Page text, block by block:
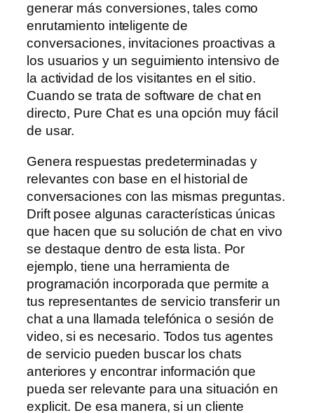
generar más conversiones, tales como
enrutamiento inteligente de
conversaciones, invitaciones proactivas a
los usuarios y un seguimiento intensivo de
la actividad de los visitantes en el sitio.
Cuando se trata de software de chat en
directo, Pure Chat es una opción muy fácil
de usar.
Genera respuestas predeterminadas y
relevantes con base en el historial de
conversaciones con las mismas preguntas.
Drift posee algunas características únicas
que hacen que su solución de chat en vivo
se destaque dentro de esta lista. Por
ejemplo, tiene una herramienta de
programación incorporada que permite a
tus representantes de servicio transferir un
chat a una llamada telefónica o sesión de
video, si es necesario. Todos tus agentes
de servicio pueden buscar los chats
anteriores y encontrar información que
pueda ser relevante para una situación en
explicit. De esa manera, si un cliente